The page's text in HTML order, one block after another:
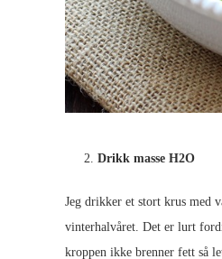
Drikk masse H2O
Jeg drikker et stort krus med
vinterhalvåret. Det er lurt
kroppen ikke brenner fett så